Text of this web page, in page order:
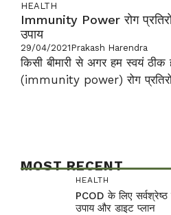
HEALTH
Immunity Power रोग
उपाय
29/04/2021Prakash Harendra
किसी बीमारी से अगर हम स्वयं ठीक
(immunity power) रोग
MOST RECENT
HEALTH
PCOD के लिए
उपाय और डाइट प्लान